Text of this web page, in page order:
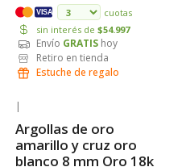
VISA
cuotas
sin interés de $54.997
Envío GRATIS hoy
Retiro en tienda
Estuche de regalo
Envío Gratis
|
Argollas de oro
amarillo y cruz oro
blanco 8 mm Oro 18k